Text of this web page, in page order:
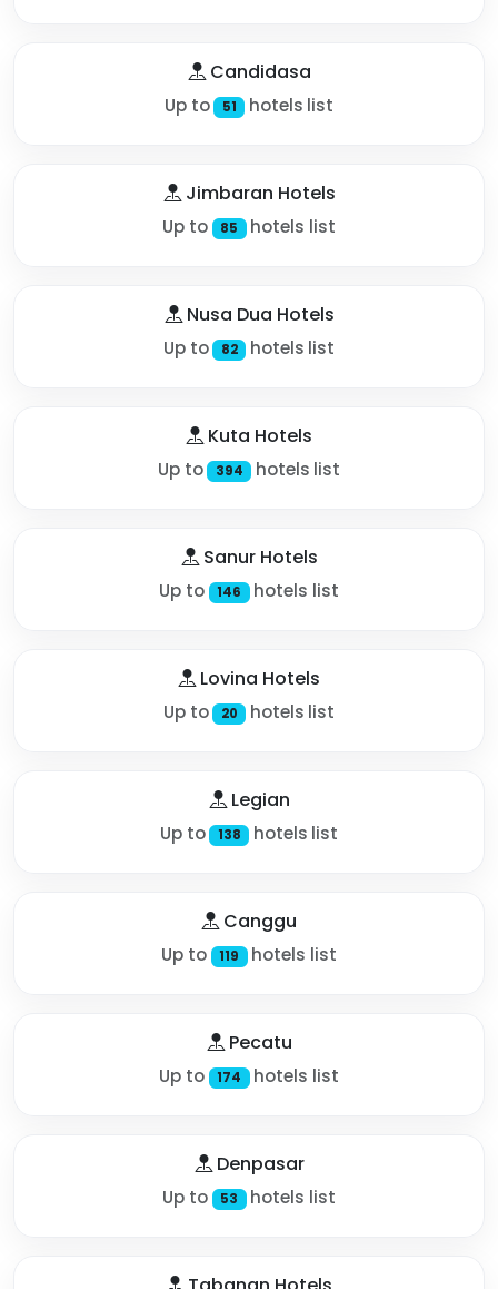
Candidasa
Up to 51 hotels list
Jimbaran Hotels
Up to 85 hotels list
Nusa Dua Hotels
Up to 82 hotels list
Kuta Hotels
Up to 394 hotels list
Sanur Hotels
Up to 146 hotels list
Lovina Hotels
Up to 20 hotels list
Legian
Up to 138 hotels list
Canggu
Up to 119 hotels list
Pecatu
Up to 174 hotels list
Denpasar
Up to 53 hotels list